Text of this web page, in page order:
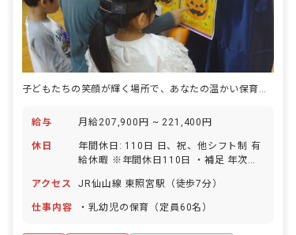
子どもたちの笑顔が輝く場所で、あなたの温かい保育を届けませんか？
給与 月給207,900円 ~ 221,400円
休日
年間休日: 110日 日、祝、他シフト制 有
給休暇 ※年間休日110日 ・補足 年次有
アクセス
JR仙山線 東照宮駅（徒歩7分）
仕事内容 ・乳幼児の保育（定員60名）